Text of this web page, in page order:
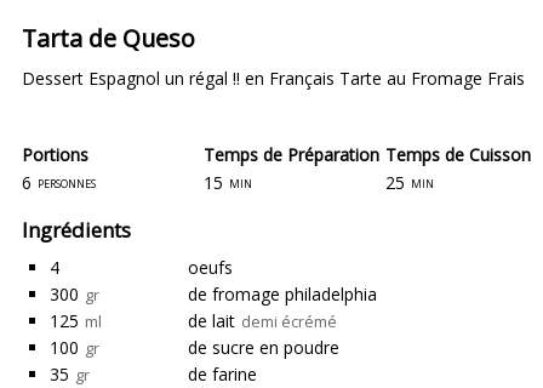
Tarta de Queso
Dessert Espagnol un régal !! en Français Tarte au Fromage Frais
Portions
Temps de Préparation
6 personnes 15 min
Temps de Cuisson
25 min
Ingrédients
4
oeufs
300 gr
de fromage philadelphia
125 ml de lait demi écrémé
100 gr
de sucre en poudre
35 gr
de farine